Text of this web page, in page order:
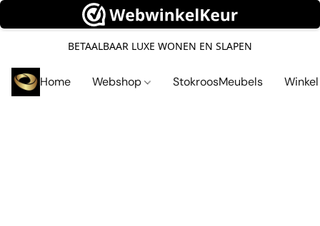
BETAALBAAR LUXE WONEN EN SLAPEN
Home Webshop StokroosMeubels